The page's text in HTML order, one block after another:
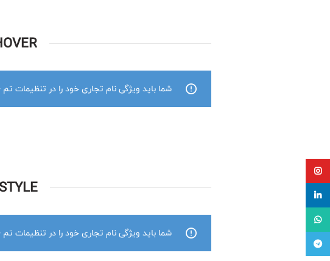
شما باید ویژگی نام تجاری خود را در تنظیمات
شما باید ویژگی نام تجاری خود را در تنظیمات